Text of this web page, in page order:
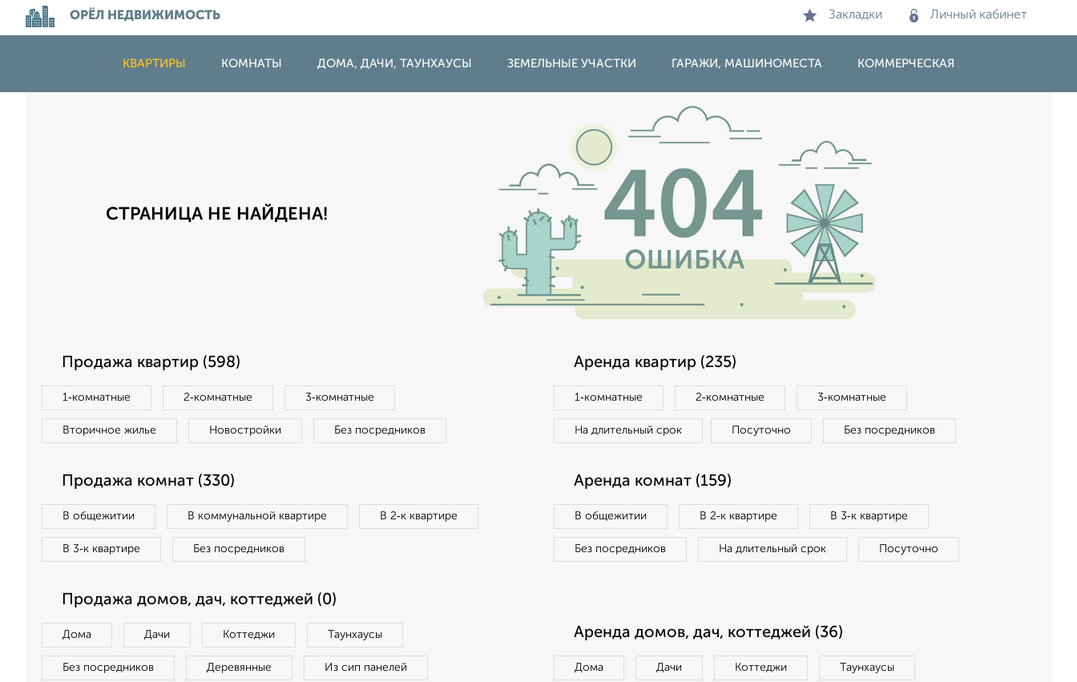
ОРЁЛ НЕДВИЖИМОСТЬ Закладки Личный кабинет
КВАРТИРЫ КОМНАТЫ ДОМА, ДАЧИ, ТАУНХАУСЫ ЗЕМЕЛЬНЫЕ УЧАСТКИ ГАРАЖИ, МАШИНОМЕСТА КОММЕРЧЕСКАЯ
СТРАНИЦА НЕ НАЙДЕНА!
Продажа квартир (598)
1‑комнатные 2‑комнатные 3‑комнатные
Вторичное жилье Новостройки Без посредников
Аренда квартир (235)
1‑комнатные 2‑комнатные 3‑комнатные
На длительный срок Посуточно Без посредников
Продажа комнат (330)
В общежитии В коммунальной квартире В 2‑к квартире
В 3‑к квартире Без посредников
Аренда комнат (159)
В общежитии В 2‑к квартире В 3‑к квартире
Без посредников На длительный срок Посуточно
Продажа домов, дач, коттеджей (0)
Дома Дачи Коттеджи Таунхаусы
Без посредников Деревянные Из сип панелей
Аренда домов, дач, коттеджей (36)
Дома Дачи Коттеджи Таунхаусы